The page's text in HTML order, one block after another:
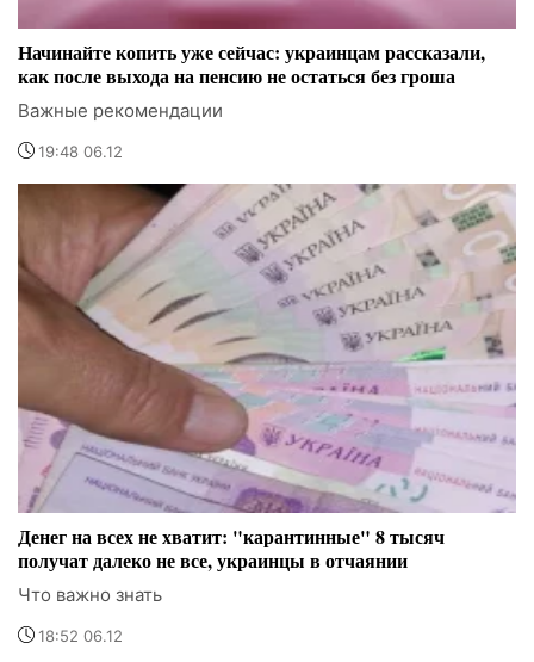
Начинайте копить уже сейчас: украинцам рассказали,
как после выхода на пенсию не остаться без гроша
Важные рекомендации
19:48 06.12
Денег на всех не хватит: "карантинные" 8 тысяч
получат далеко не все, украинцы в отчаянии
Что важно знать
18:52 06.12